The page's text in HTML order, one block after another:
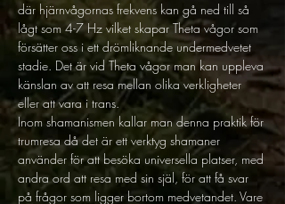
där hjärnvågornas frekvens kan gå ned till så
lågt som 4-7 Hz vilket skapar Theta vågor som
försätter oss i ett drömliknande undermedvetet
stadie. Det är vid Theta vågor man kan uppleva
känslan av att resa mellan olika verkligheter
eller att vara i trans.
Inom shamanismen kallar man denna praktik för
trumresa då det är ett verktyg shamaner
använder för att besöka universella platser, med
andra ord att resa med sin själ, för att få svar
på frågor som ligger bortom medvetandet. Vare